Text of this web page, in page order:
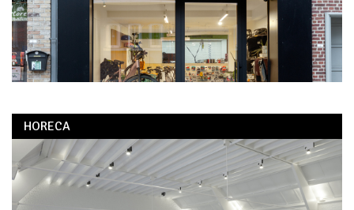
HORECA